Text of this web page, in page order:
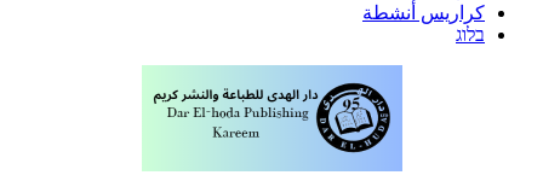
كراريس أنشطة
בלוג